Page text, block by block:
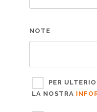
NOTE
PER
LA NOSTRA